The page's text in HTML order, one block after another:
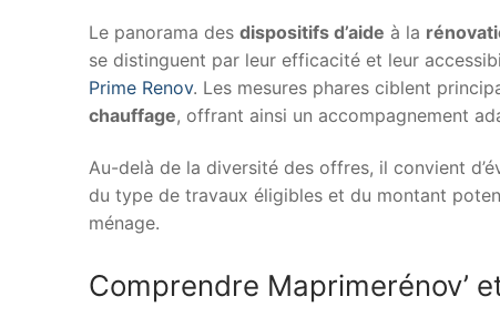
Le panorama des dispositifs d’aide à la
se distinguent par leur efficacité et leur
Prime Renov. Les mesures phares ciblent
chauffage, offrant ainsi un accompagnement
Au-delà de la diversité des offres, il convient
du type de travaux éligibles et du montant
ménage.
Comprendre Maprimerénov’